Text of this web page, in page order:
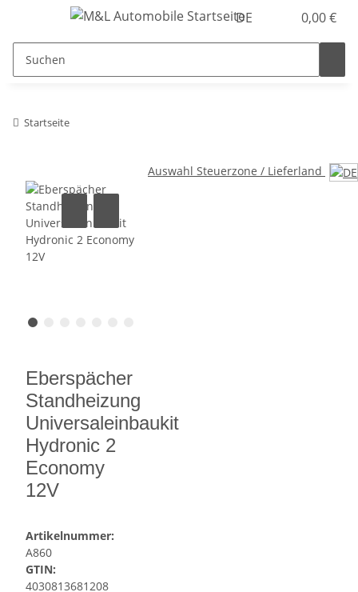
DE 0,00 €
Startseite
Auswahl Steuerzone / Lieferland
Eberspächer
Standheizung
Universaleinbaukit
Hydronic 2
Economy
12V
Artikelnummer:
A860
GTIN:
4030813681208